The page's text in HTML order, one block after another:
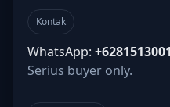
Kontak
WhatsApp:
Serius buyer only.